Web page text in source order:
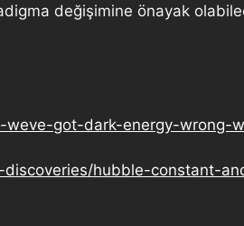
değişimine önayak
got-dark-energy-wrong-
hubble-constant-